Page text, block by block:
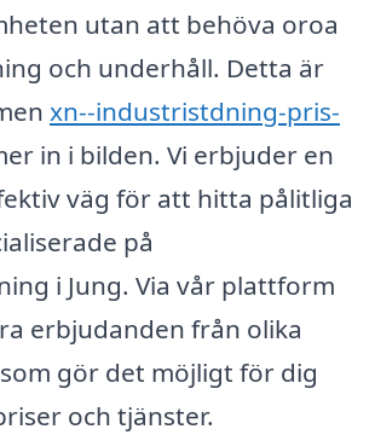
utan att behöva oroa
och underhåll. Detta är
xn--industristdning-pris-
in i bilden. Vi erbjuder en
väg för att hitta pålitliga
på
i Jung. Via vår plattform
erbjudanden från olika
gör det möjligt för dig
och tjänster.